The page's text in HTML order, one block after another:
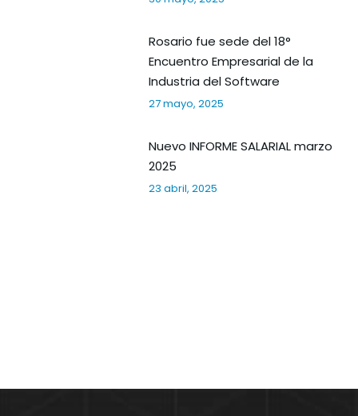
Rosario fue sede del 18°
Encuentro Empresarial de la
Industria del Software
27 mayo, 2025
Nuevo INFORME SALARIAL marzo
2025
23 abril, 2025